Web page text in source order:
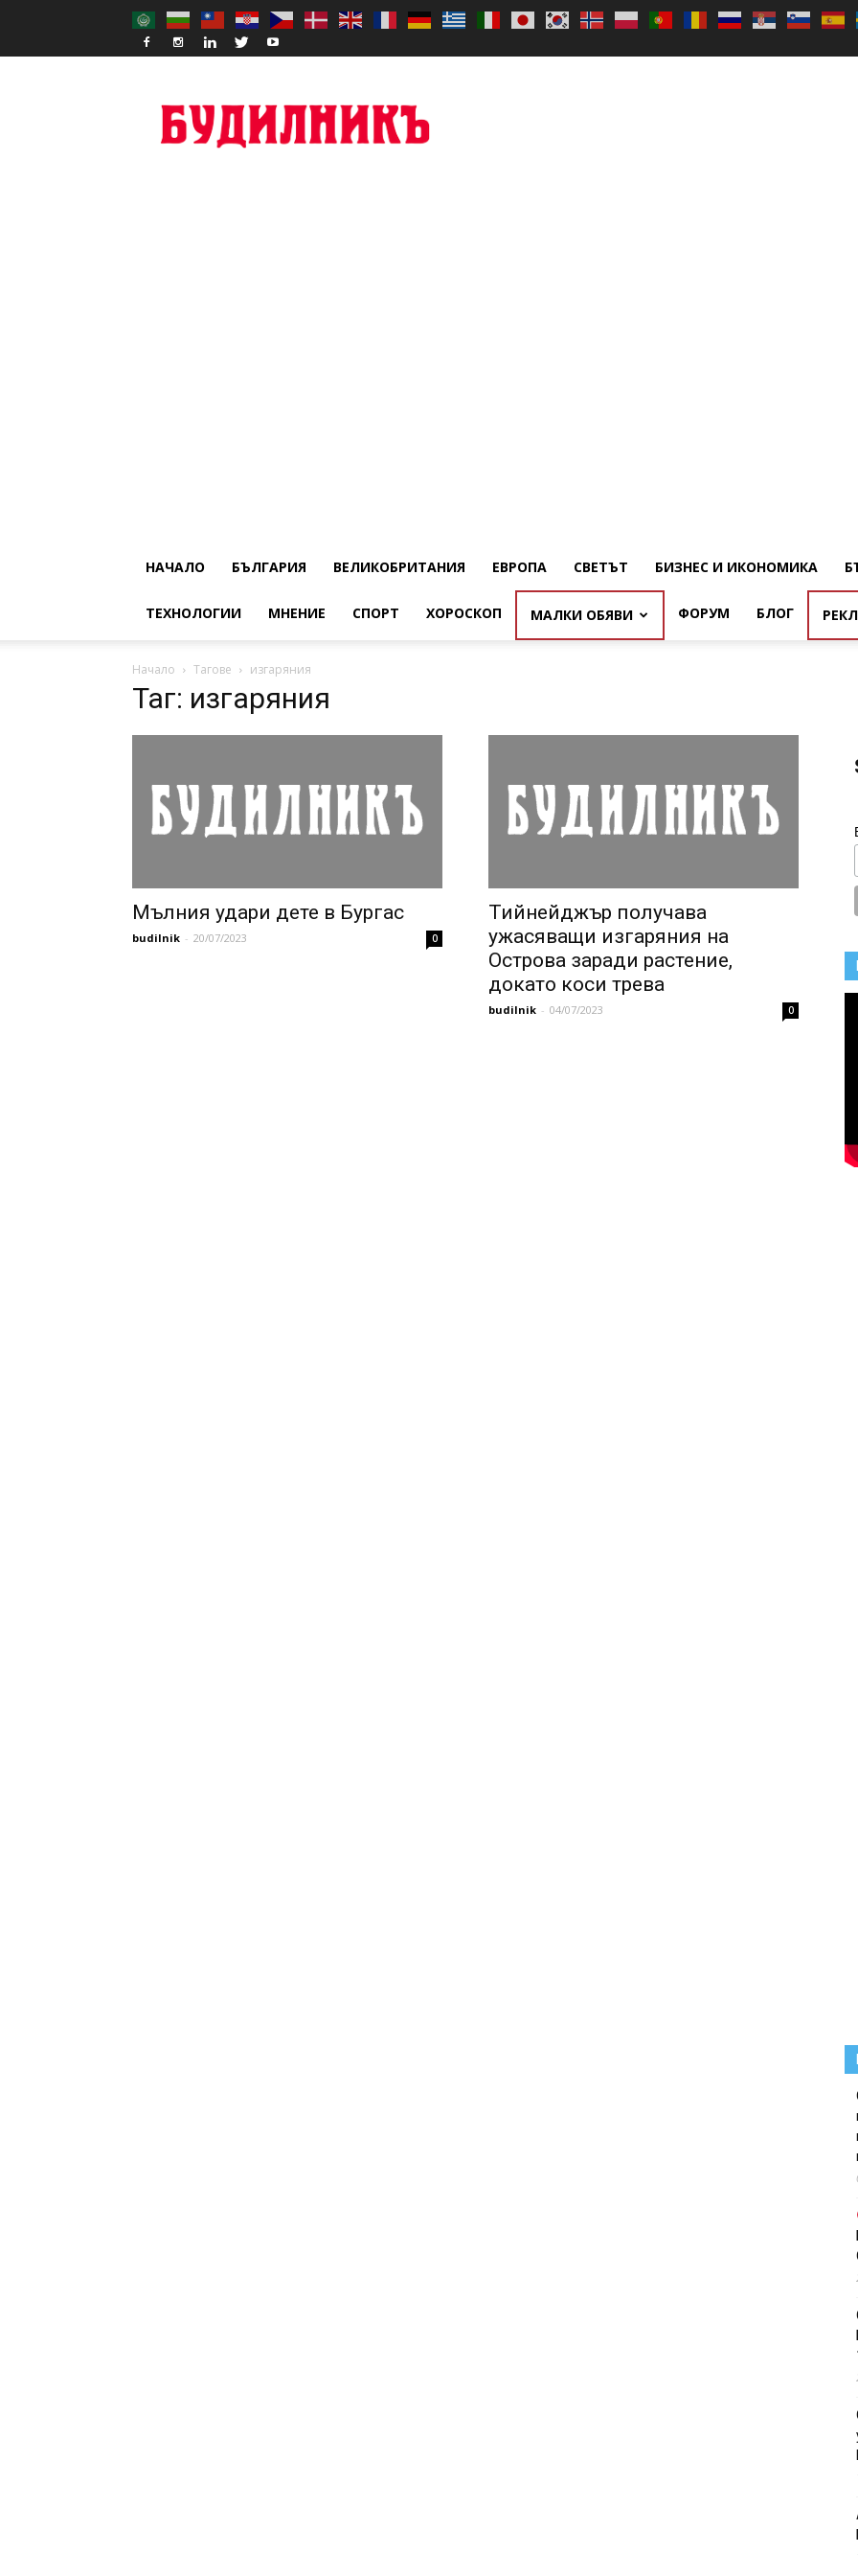
НАЧАЛО БЪЛГАРИЯ ВЕЛИКОБРИТАНИЯ ЕВРОПА СВЕТЪТ БИЗНЕС И ИКОНОМИКА
ТЕХНОЛОГИИ МНЕНИЕ СПОРТ ХОРОСКОП МАЛКИ ОБЯВИ ФОРУМ БЛОГ
Начало Тагове изгаряния
Таг: изгаряния
Мълния удари дете в Бургас
budilnik - 20/07/2023 0
Тийнейджър получава
ужасяващи изгаряния на
Острова заради растение,
докато коси трева
budilnik - 04/07/2023 0